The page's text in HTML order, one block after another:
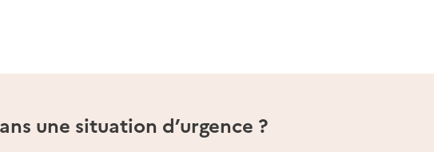
une situation d’urgence ?